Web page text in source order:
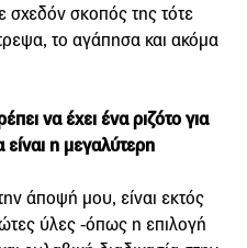
σχεδόν σκοπός της τότε
το αγάπησα και ακόμα
να έχει ένα ριζότο για
είναι η μεγαλύτερη
άποψή μου, είναι εκτός
ύλες -όπως η επιλογή